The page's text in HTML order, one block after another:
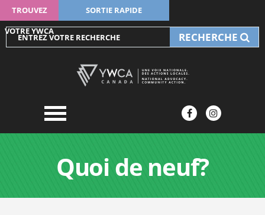
TROUVEZ
VOTRE YWCA
SORTIE RAPIDE
RECHERCHE
Quoi de neuf?